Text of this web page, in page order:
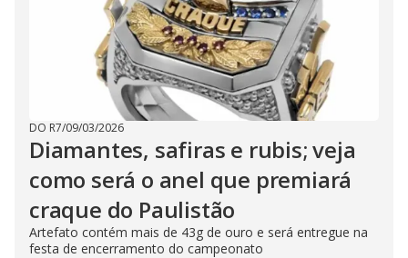
DO R7/09/03/2026
Diamantes, safiras e rubis; veja
como será o anel que premiará
craque do Paulistão
Artefato contém mais de 43g de ouro e será entregue na
festa de encerramento do campeonato